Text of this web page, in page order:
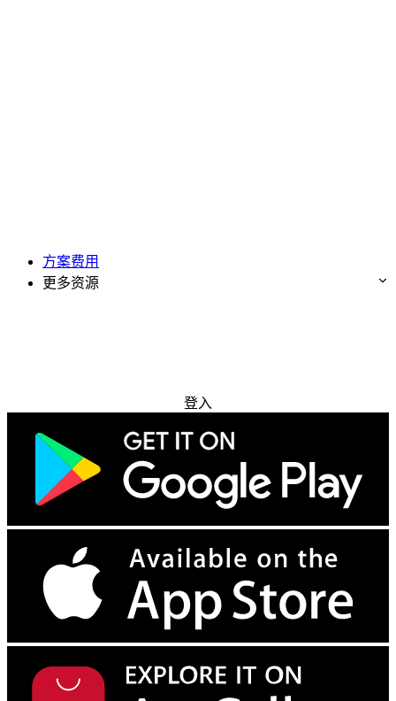
方案费用
更多资源
登入